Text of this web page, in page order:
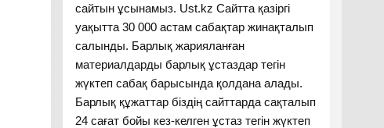
сайтын ұсынамыз. Ust.kz Сайтта қазіргі
уақытта 30 000 астам сабақтар жинақталып
салынды. Барлық жарияланған
материалдарды барлық ұстаздар тегін
жүктеп сабақ барысында қолдана алады.
Барлық құжаттар біздің сайттарда сақталып
24 сағат бойы кез-келген ұстаз тегін жүктеп